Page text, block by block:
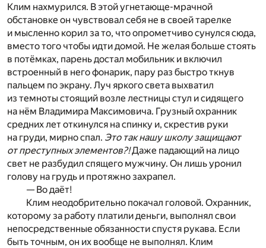
Клим нахмурился. В этой угнетающе-мрачной
обстановке он чувствовал себя не в своей тарелке
и мысленно корил за то, что опрометчиво сунулся сюда,
вместо того чтобы идти домой. Не желая больше стоять
в потёмках, парень достал мобильник и включил
встроенный в него фонарик, пару раз быстро ткнув
пальцем по экрану. Луч яркого света выхватил
из темноты стоящий возле лестницы стул и сидящего
на нём Владимира Максимовича. Грузный охранник
средних лет откинулся на спинку и, скрестив руки
на груди, мирно спал. Это так нашу школу защищают
от преступных элементов?!Даже падающий на лицо
свет не разбудил спящего мужчину. Он лишь уронил
голову на грудь и протяжно захрапел.
— Во даёт!
Клим неодобрительно покачал головой. Охранник,
которому за работу платили деньги, выполнял свои
непосредственные обязанности спустя рукава. Если
быть точным, он их вообще не выполнял. Клим